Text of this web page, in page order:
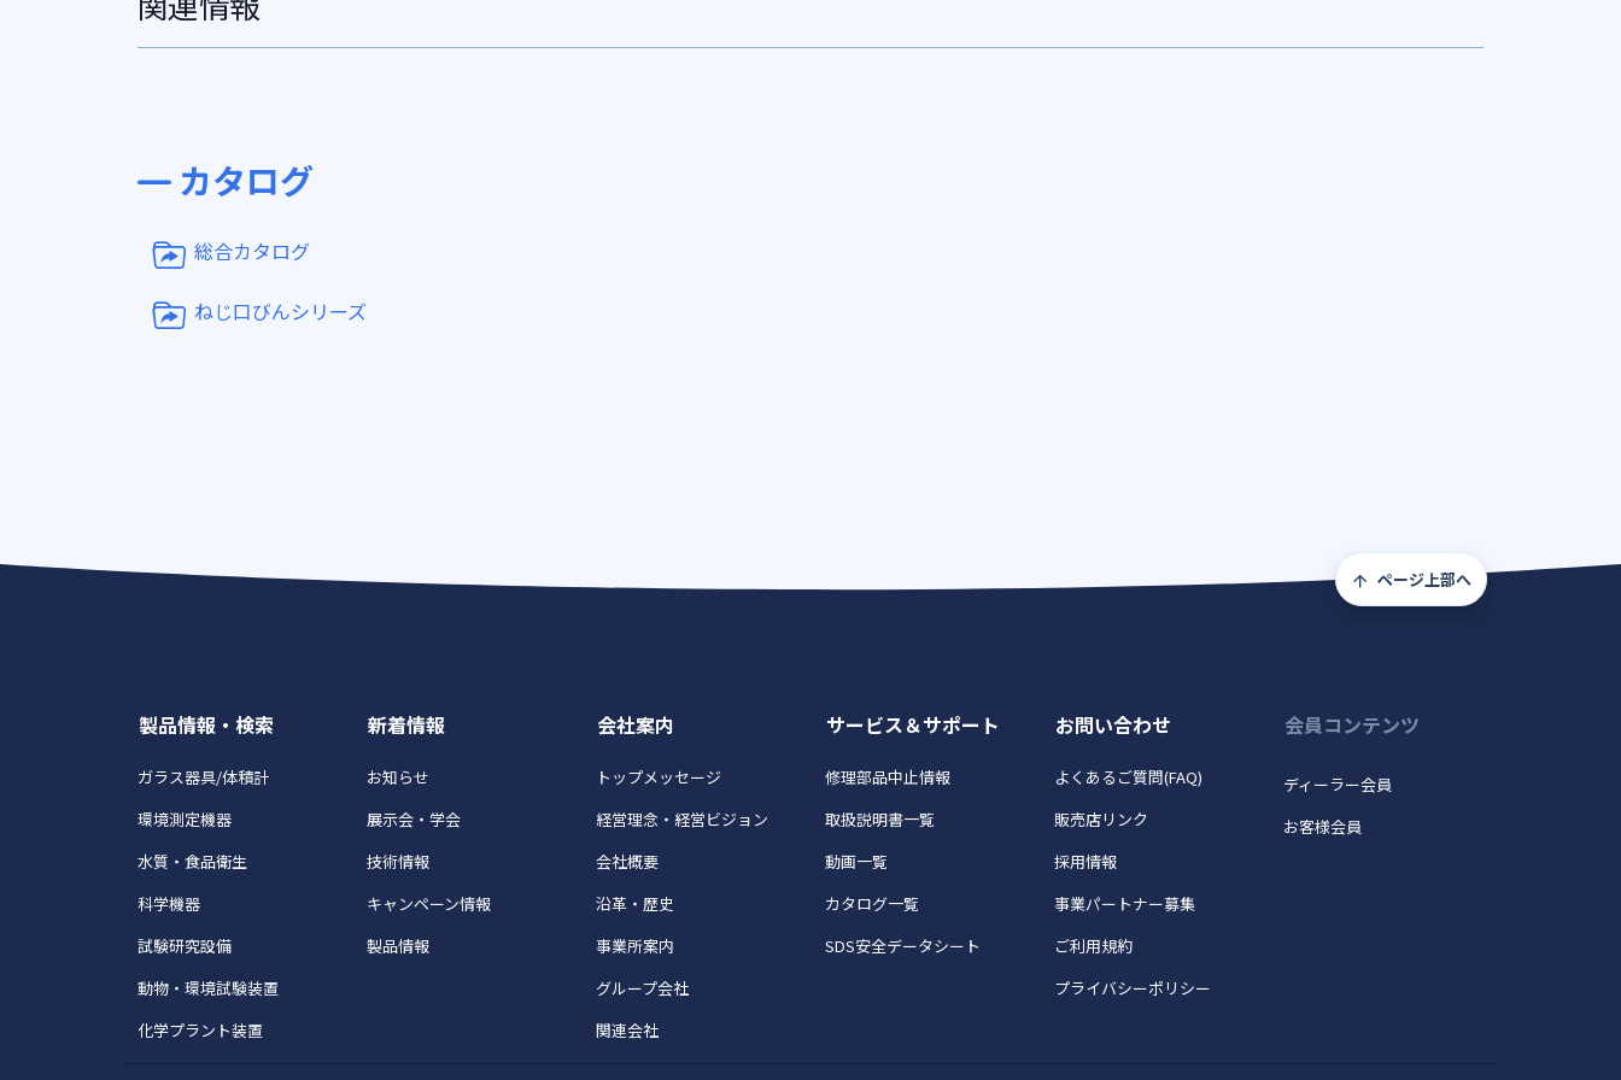
カタログ
総合カタログ
ねじ口びんシリーズ
ページ上部へ
製品情報・検索
ガラス器具/体積計
環境測定機器
水質・食品衛生
科学機器
試験研究設備
動物・環境試験装置
化学プラント装置
新着情報
お知らせ
展示会・学会
技術情報
キャンペーン情報
製品情報
会社案内
トップメッセージ
経営理念・経営ビジョン
会社概要
沿革・歴史
事業所案内
グループ会社
関連会社
サービス＆サポート
修理部品中止情報
取扱説明書一覧
動画一覧
カタログ一覧
SDS安全データシート
お問い合わせ
よくあるご質問(FAQ)
販売店リンク
採用情報
事業パートナー募集
ご利用規約
プライバシーポリシー
会員コンテンツ
ディーラー会員
お客様会員